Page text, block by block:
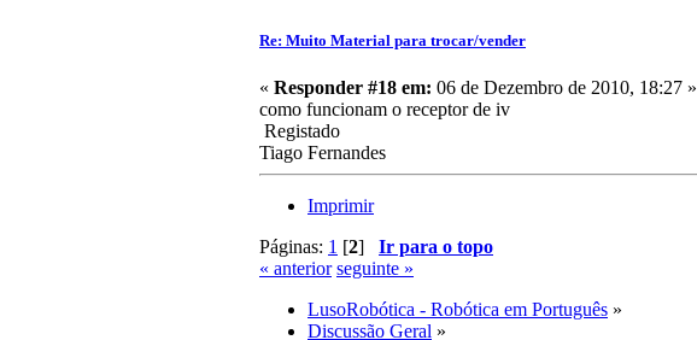
Re: Muito Material para trocar/vender
« Responder #18 em: 06 de Dezembro de 2010, 18:27 »
como funcionam o receptor de iv
Registado
Tiago Fernandes
Imprimir
Páginas: 1 [2] Ir para o topo
« anterior seguinte »
LusoRobótica - Robótica em Português »
Discussão Geral »